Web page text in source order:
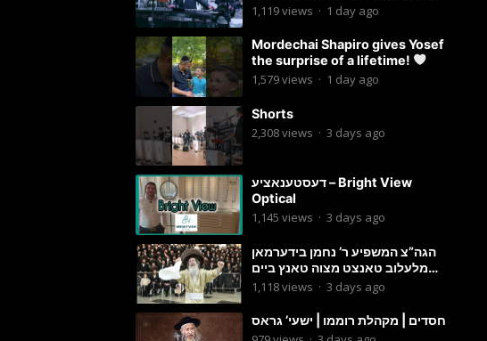
1,119views · 1 day ago
Mordechai Shapiro gives Yosef
the surprise of a lifetime!
1,579views · 1 day ago
Shorts
2,308views · 3 days ago
דעסטענאציע – Bright View
Optical
1,145 views · 3 days ago
הגה”צ המשפיע ר’ נחמן בידערמאן
מלעלוב טאנצט מצוה טאנץ ביים
שמחת החתונה פון בנו החתן
1,118views · 3 days ago
חסדים | מקהלת רוממו | ישעי’ גראס